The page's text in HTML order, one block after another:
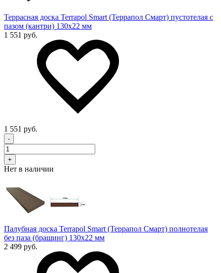
Террасная доска Terrapol Smart (Террапол Смарт) пустотелая с
пазом (кантри) 130х22 мм
1 551 руб.
1 551 руб.
-
+
Нет в наличии
Палубная доска Terrapol Smart (Террапол Смарт) полнотелая
без паза (брашинг) 130х22 мм
2 499 руб.